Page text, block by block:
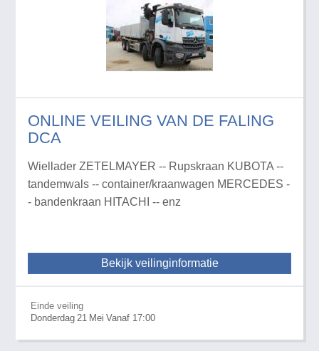
ONLINE VEILING VAN DE FALING
DCA
Wiellader ZETELMAYER -- Rupskraan KUBOTA --
tandemwals -- container/kraanwagen MERCEDES -
- bandenkraan HITACHI -- enz
Bekijk veilinginformatie
Einde veiling
Donderdag 21 Mei Vanaf 17:00